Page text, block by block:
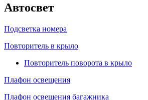
Автосвет
Подсветка номера
Повторитель в крыло
Повторитель поворота в крыло
Плафон освещения
Плафон освещения багажника